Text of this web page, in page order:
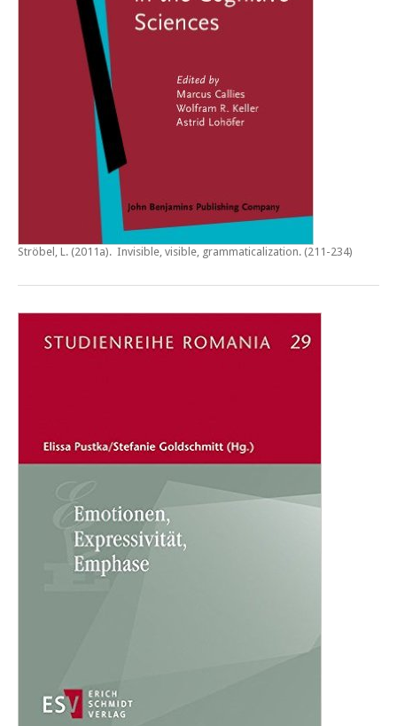
Ströbel, L. (2011a). Invisible, visible, grammaticalization. (211-234)